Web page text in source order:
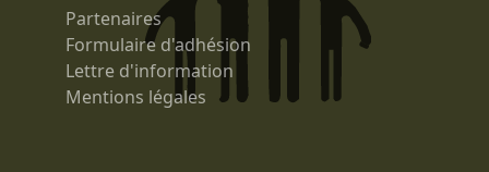
Partenaires
Formulaire d'adhésion
Lettre d'information
Mentions légales